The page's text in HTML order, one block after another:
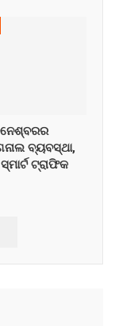
ବ୍ୟବସ୍ଥା,
ଟ୍ରାଫିକ